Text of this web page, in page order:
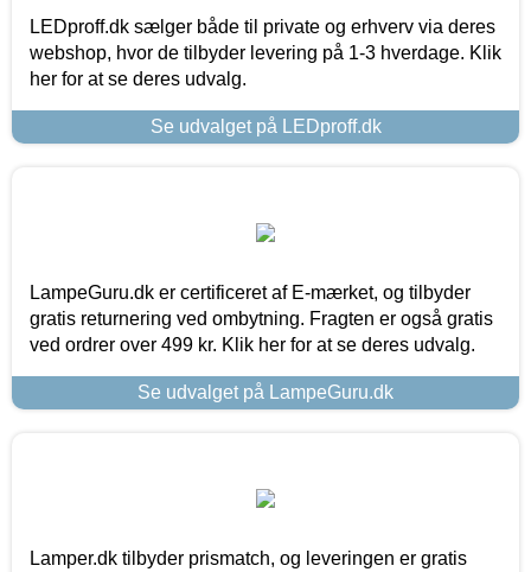
LEDproff.dk sælger både til private og erhverv via deres
webshop, hvor de tilbyder levering på 1-3 hverdage. Klik
her for at se deres udvalg.
Se udvalget på LEDproff.dk
LampeGuru.dk er certificeret af E-mærket, og tilbyder
gratis returnering ved ombytning. Fragten er også gratis
ved ordrer over 499 kr. Klik her for at se deres udvalg.
Se udvalget på LampeGuru.dk
Lamper.dk tilbyder prismatch, og leveringen er gratis